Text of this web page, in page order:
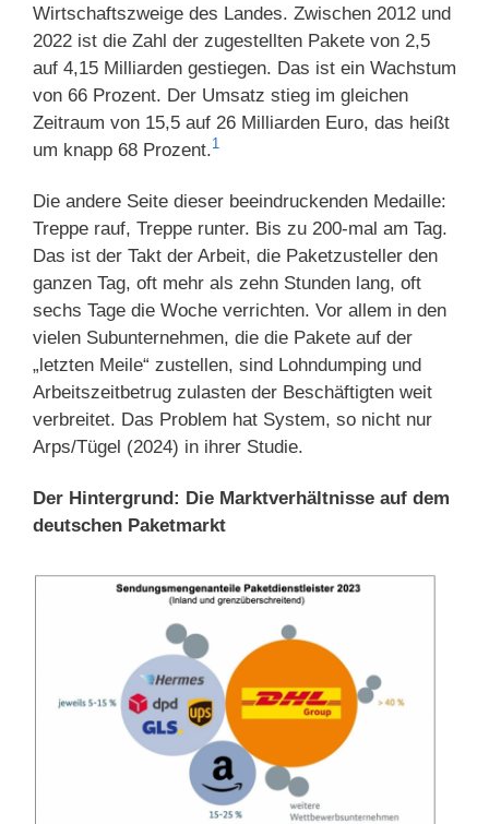
Wirtschaftszweige des Landes. Zwischen 2012 und
2022 ist die Zahl der zugestellten Pakete von 2,5
auf 4,15 Milliarden gestiegen. Das ist ein Wachstum
von 66 Prozent. Der Umsatz stieg im gleichen
Zeitraum von 15,5 auf 26 Milliarden Euro, das heißt
um knapp 68 Prozent.1
Die andere Seite dieser beeindruckenden Medaille:
Treppe rauf, Treppe runter. Bis zu 200-mal am Tag.
Das ist der Takt der Arbeit, die Paketzusteller den
ganzen Tag, oft mehr als zehn Stunden lang, oft
sechs Tage die Woche verrichten. Vor allem in den
vielen Subunternehmen, die die Pakete auf der
„letzten Meile“ zustellen, sind Lohndumping und
Arbeitszeitbetrug zulasten der Beschäftigten weit
verbreitet. Das Problem hat System, so nicht nur
Arps/Tügel (2024) in ihrer Studie.
Der Hintergrund: Die Marktverhältnisse auf dem
deutschen Paketmarkt